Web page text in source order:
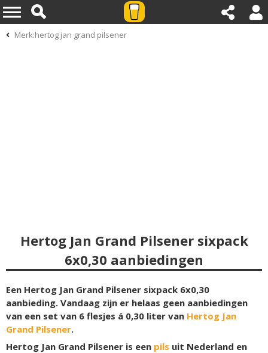
Merk:hertog jan grand pilsener
Hertog Jan Grand Pilsener sixpack
6x0,30 aanbiedingen
Een Hertog Jan Grand Pilsener sixpack 6x0,30
aanbieding. Vandaag zijn er helaas geen aanbiedingen
van een set van 6 flesjes á 0,30 liter van Hertog Jan
Grand Pilsener.
Hertog Jan Grand Pilsener is een pils uit Nederland en